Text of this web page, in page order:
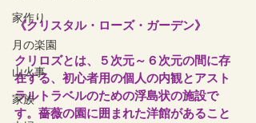
家作り
月の楽園
山火事
家族
《クリスタル・ローズ・ガーデン》
クリロズとは、５次元～６次元の間に存
在する、初心者用の個人の内観とアスト
ラルトラベルのための浮島状の施設で
す。薔薇の園に囲まれた洋館があること